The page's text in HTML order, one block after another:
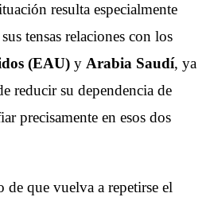
resulta especialmente
tensas relaciones con los
(EAU) yArabia Saudí, ya
reducir su dependencia de
precisamente en esos dos
de que vuelva a repetirse el